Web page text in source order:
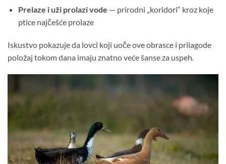
Prelaze i uži prolazi vode — prirodni „koridori“ kroz koje
ptice najčešće prolaze
Iskustvo pokazuje da lovci koji uoče ove obrasce i prilagode
položaj tokom dana imaju znatno veće šanse za uspeh.